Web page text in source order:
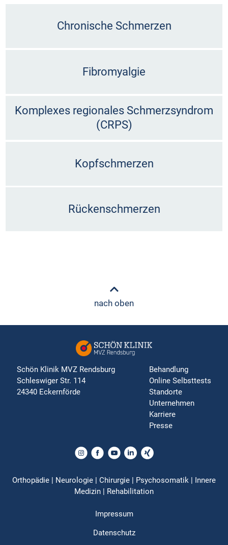
Chronische Schmerzen
Fibromyalgie
Komplexes regionales Schmerzsyndrom
(CRPS)
Kopfschmerzen
Rückenschmerzen
nach oben
Schön Klinik MVZ Rendsburg
Schleswiger Str. 114
24340 Eckernförde
Behandlung
Online Selbsttests
Standorte
Unternehmen
Karriere
Presse
Orthopädie | Neurologie | Chirurgie | Psychosomatik | Innere
Medizin | Rehabilitation
Impressum
Datenschutz